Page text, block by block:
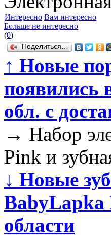
Интересно Вам интересно
Больше не интересно
(0)
Поделиться…
↑ Новые
появились
обл. с
→ Набор
Pink и
↓ Новые
BabyLapka
области